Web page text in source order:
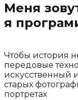
Меня
я
Чтобы история
передовые
искусственный
старых
портретах